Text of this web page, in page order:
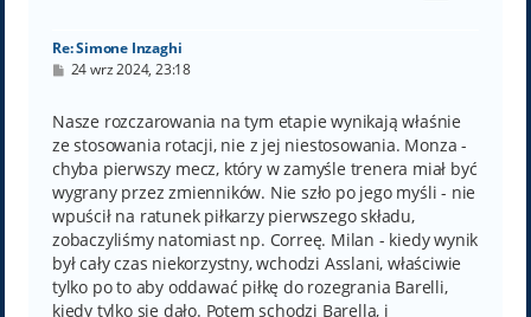
Re: Simone Inzaghi
P
t
24 wrz 2024, 23:18
Nasze rozczarowania na tym etapie wynikają właśnie
ze stosowania rotacji, nie z jej niestosowania. Monza -
chyba pierwszy mecz, który w zamyśle trenera miał być
wygrany przez zmienników. Nie szło po jego myśli - nie
wpuścił na ratunek piłkarzy pierwszego składu,
zobaczyliśmy natomiast np. Correę. Milan - kiedy wynik
był cały czas niekorzystny, wchodzi Asslani, właściwie
tylko po to aby oddawać piłkę do rozegrania Barelli,
kiedy tylko się dało. Potem schodzi Barella, i